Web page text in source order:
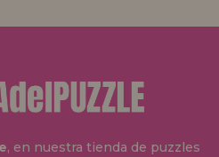
, en nuestra tienda de puzzles